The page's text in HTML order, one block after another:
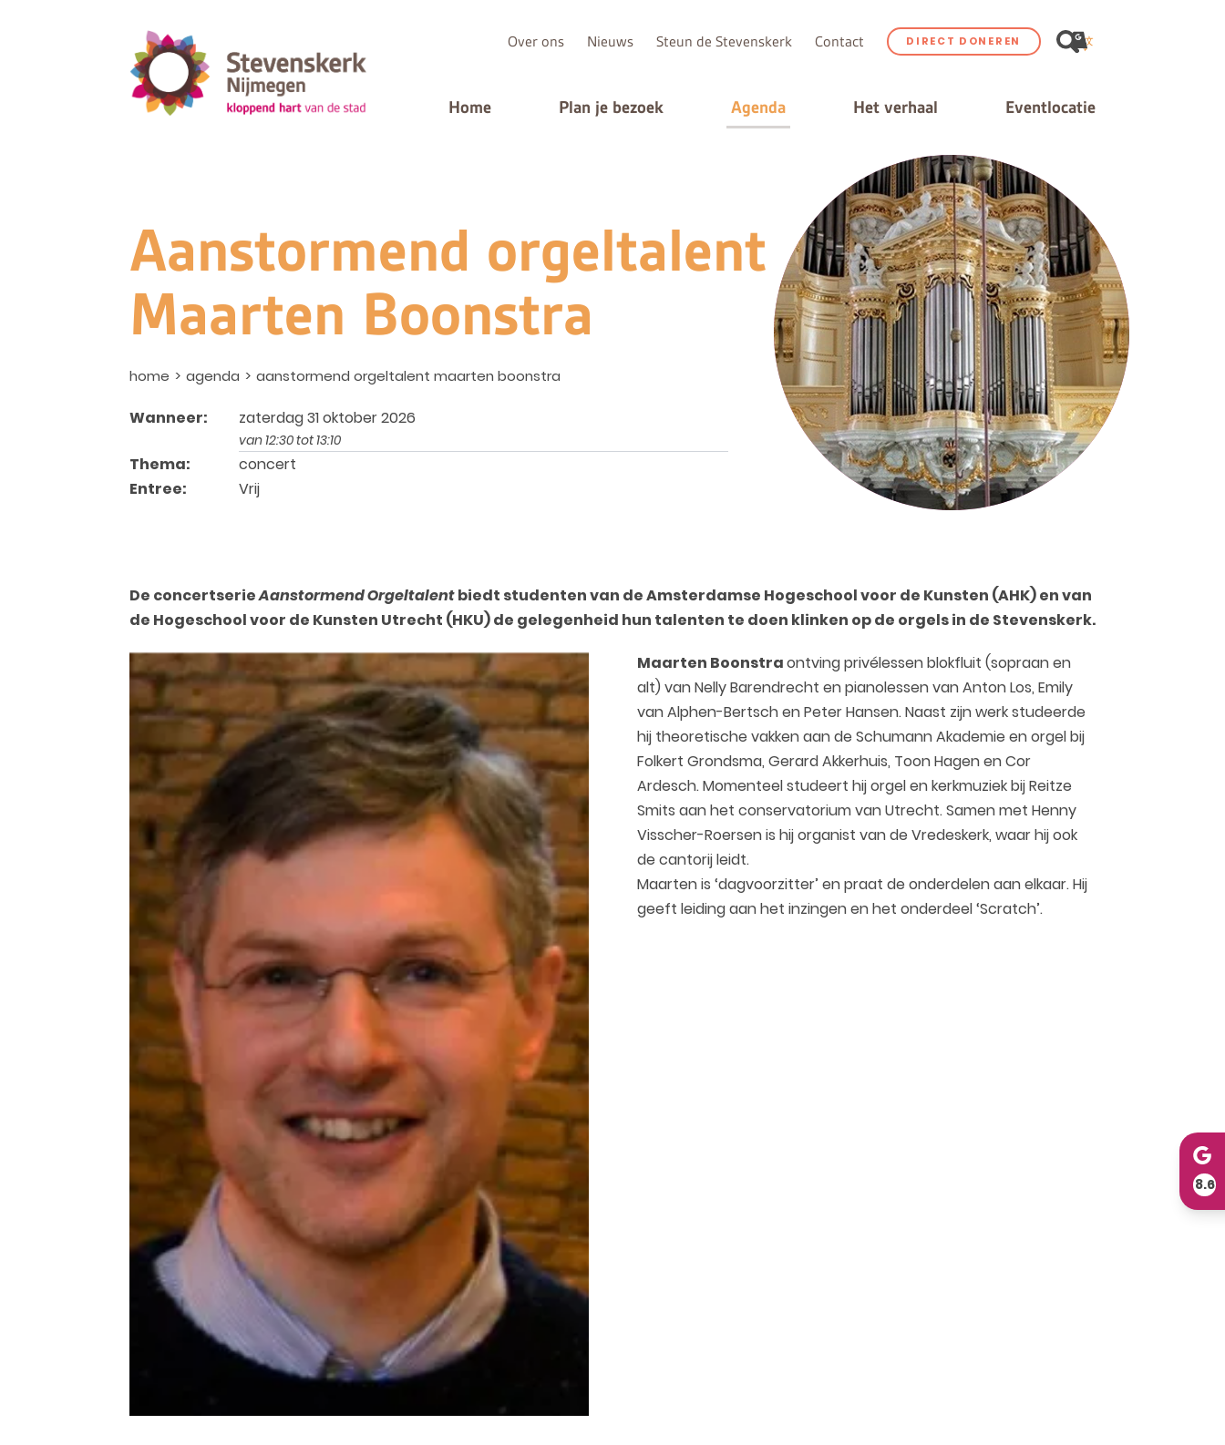
Over ons Nieuws Steun de Stevenskerk Contact DIRECT DONEREN
Home Plan je bezoek Agenda Het verhaal Eventlocatie
Aanstormend orgeltalent
Maarten Boonstra
home agenda aanstormend orgeltalent maarten boonstra
Wanneer: zaterdag 31 oktober 2026
van 12:30 tot 13:10
Thema:
concert
Entree:
Vrij
De concertserieAanstormend Orgeltalentbiedt studenten van de Amsterdamse Hogeschool voor de Kunsten (AHK) en van
de Hogeschool voor de Kunsten Utrecht (HKU) de gelegenheid hun talenten te doen klinken op de orgels in de Stevenskerk.
Maarten Boonstraontving privélessen blokfluit (sopraan en
alt) van Nelly Barendrecht en pianolessen van Anton Los, Emily
van Alphen-Bertsch en Peter Hansen. Naast zijn werk studeerde
hij theoretische vakken aan de Schumann Akademie en orgel bij
Folkert Grondsma, Gerard Akkerhuis, Toon Hagen en Cor
Ardesch. Momenteel studeert hij orgel en kerkmuziek bij Reitze
Smits aan het conservatorium van Utrecht. Samen met Henny
Visscher-Roersen is hij organist van de Vredeskerk, waar hij ook
de cantorij leidt.
Maarten is ‘dagvoorzitter’ en praat de onderdelen aan elkaar. Hij
geeft leiding aan het inzingen en het onderdeel ‘Scratch’.
8.6